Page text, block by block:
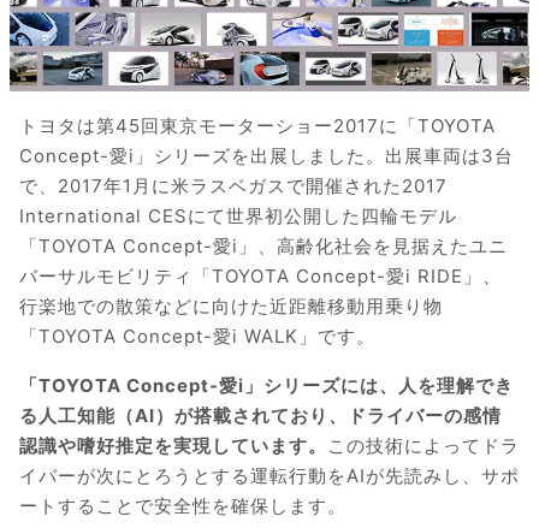
トヨタは第45回東京モーターショー2017に「TOYOTA
Concept-愛i」シリーズを出展しました。出展車両は3台
で、2017年1月に米ラスベガスで開催された2017
International CESにて世界初公開した四輪モデル
「TOYOTA Concept-愛i」、高齢化社会を見据えたユニ
バーサルモビリティ「TOYOTA Concept-愛i RIDE」、
行楽地での散策などに向けた近距離移動用乗り物
「TOYOTA Concept-愛i WALK」です。
「TOYOTA Concept-愛i」シリーズには、人を理解でき
る人工知能（AI）が搭載されており、ドライバーの感情
認識や嗜好推定を実現しています。
この技術によってドラ
イバーが次にとろうとする運転行動をAIが先読みし、サポ
ートすることで安全性を確保します。